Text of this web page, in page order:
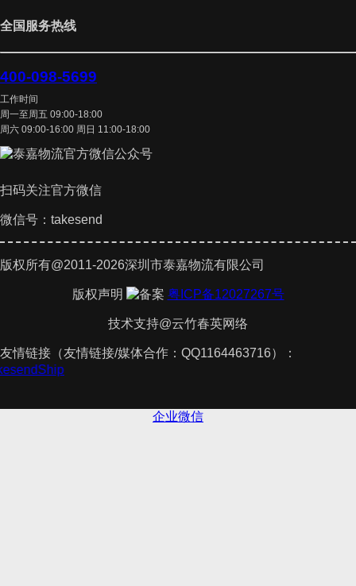
全国服务热线
400-098-5699
工作时间
周一至周五 09:00-18:00
周六 09:00-16:00 周日 11:00-18:00
扫码关注官方微信
微信号：takesend
版权所有@2011-2026深圳市泰嘉物流有限公司
版权声明 粤ICP备12027267号
技术支持@云竹春英网络
友情链接（友情链接/媒体合作：QQ1164463716）：
企业微信